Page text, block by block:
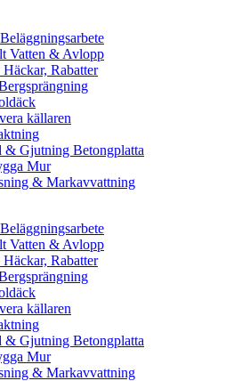
Vatten & Avlopp
Rabatter
källaren
& Gjutning Betongplatta
Mur
& Markavvattning
Vatten & Avlopp
Rabatter
källaren
& Gjutning Betongplatta
Mur
& Markavvattning